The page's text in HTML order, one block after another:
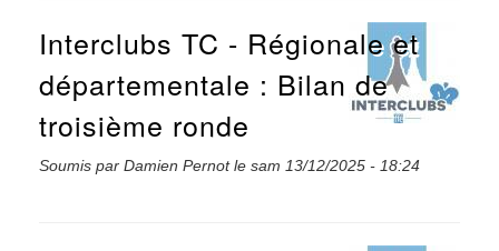
Interclubs TC - Régionale et
départementale : Bilan de
troisième ronde
Soumis par Damien Pernotle sam 13/12/2025 - 18:24